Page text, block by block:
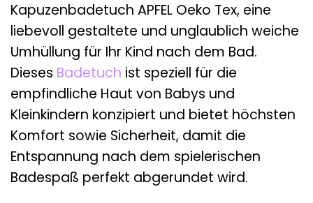
Kapuzenbadetuch APFEL Oeko Tex, eine
liebevoll gestaltete und unglaublich weiche
Umhüllung für Ihr Kind nach dem Bad.
Dieses Badetuch ist speziell für die
empfindliche Haut von Babys und
Kleinkindern konzipiert und bietet höchsten
Komfort sowie Sicherheit, damit die
Entspannung nach dem spielerischen
Badespaß perfekt abgerundet wird.